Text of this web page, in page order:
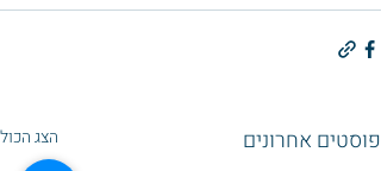
פוסטים אחרונים הצג הכול